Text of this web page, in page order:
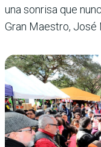
una sonrisa que
Gran Maestro, José